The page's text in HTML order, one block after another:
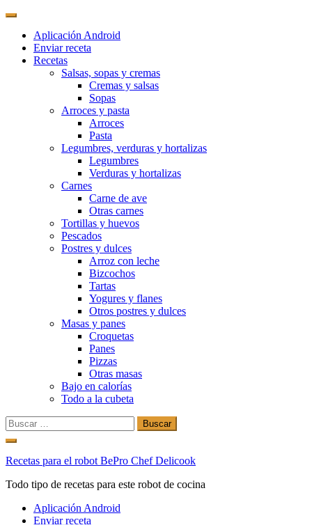
Aplicación Android
Enviar receta
Recetas
Salsas, sopas y cremas
Cremas y salsas
Sopas
Arroces y pasta
Arroces
Pasta
Legumbres, verduras y hortalizas
Legumbres
Verduras y hortalizas
Carnes
Carne de ave
Otras carnes
Tortillas y huevos
Pescados
Postres y dulces
Arroz con leche
Bizcochos
Tartas
Yogures y flanes
Otros postres y dulces
Masas y panes
Croquetas
Panes
Pizzas
Otras masas
Bajo en calorías
Todo a la cubeta
Buscar:
Ir
contenido
Recetas para el robot BePro Chef Delicook
Todo tipo de recetas para este robot de cocina
Aplicación Android
Enviar receta